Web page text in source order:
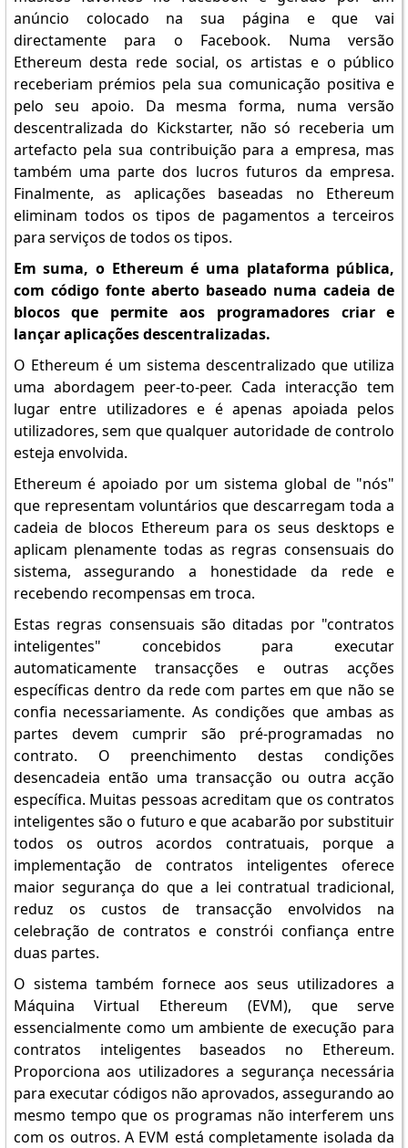
anúncio colocado na sua página e que vai
directamente para o Facebook. Numa versão
Ethereum desta rede social, os artistas e o público
receberiam prémios pela sua comunicação positiva e
pelo seu apoio. Da mesma forma, numa versão
descentralizada do Kickstarter, não só receberia um
artefacto pela sua contribuição para a empresa, mas
também uma parte dos lucros futuros da empresa.
Finalmente, as aplicações baseadas no Ethereum
eliminam todos os tipos de pagamentos a terceiros
para serviços de todos os tipos.
Em suma, o Ethereum é uma plataforma pública,
com código fonte aberto baseado numa cadeia de
blocos que permite aos programadores criar e
lançar aplicações descentralizadas.
O Ethereum é um sistema descentralizado que utiliza
uma abordagem peer-to-peer. Cada interacção tem
lugar entre utilizadores e é apenas apoiada pelos
utilizadores, sem que qualquer autoridade de controlo
esteja envolvida.
Ethereum é apoiado por um sistema global de "nós"
que representam voluntários que descarregam toda a
cadeia de blocos Ethereum para os seus desktops e
aplicam plenamente todas as regras consensuais do
sistema, assegurando a honestidade da rede e
recebendo recompensas em troca.
Estas regras consensuais são ditadas por "contratos
inteligentes" concebidos para executar
automaticamente transacções e outras acções
específicas dentro da rede com partes em que não se
confia necessariamente. As condições que ambas as
partes devem cumprir são pré-programadas no
contrato. O preenchimento destas condições
desencadeia então uma transacção ou outra acção
específica. Muitas pessoas acreditam que os contratos
inteligentes são o futuro e que acabarão por substituir
todos os outros acordos contratuais, porque a
implementação de contratos inteligentes oferece
maior segurança do que a lei contratual tradicional,
reduz os custos de transacção envolvidos na
celebração de contratos e constrói confiança entre
duas partes.
O sistema também fornece aos seus utilizadores a
Máquina Virtual Ethereum (EVM), que serve
essencialmente como um ambiente de execução para
contratos inteligentes baseados no Ethereum.
Proporciona aos utilizadores a segurança necessária
para executar códigos não aprovados, assegurando ao
mesmo tempo que os programas não interferem uns
com os outros. A EVM está completamente isolada da